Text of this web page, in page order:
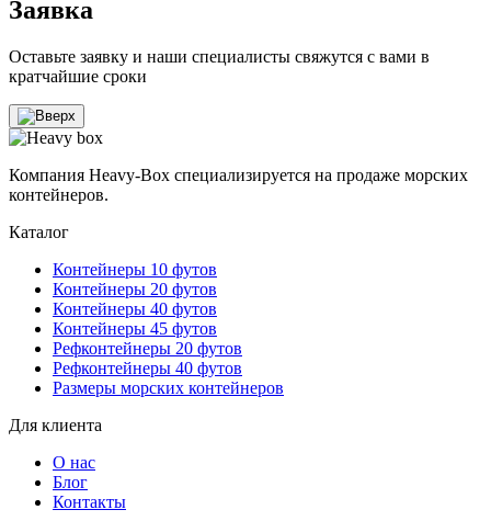
Заявка
Оставьте заявку и наши специалисты свяжутся с вами в
кратчайшие сроки
Компания Heavy-Box специализируется на продаже морских
контейнеров.
Каталог
Контейнеры 10 футов
Контейнеры 20 футов
Контейнеры 40 футов
Контейнеры 45 футов
Рефконтейнеры 20 футов
Рефконтейнеры 40 футов
Размеры морских контейнеров
Для клиента
О нас
Блог
Контакты